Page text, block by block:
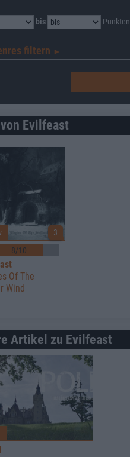
bis Punkten
filtern ►︎
Evilfeast
8/10
3
Of The
Wind
Artikel zu Evilfeast